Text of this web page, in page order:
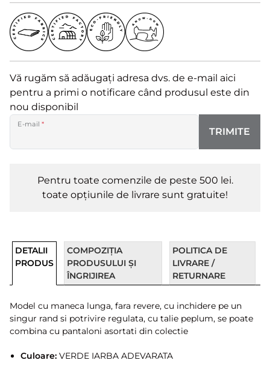
Vă rugăm să adăugați adresa dvs. de e-mail aici
pentru a primi o notificare când produsul este din
nou disponibil
E-mail*
TRIMITE
Pentru toate comenzile de peste 500 lei.
toate opțiunile de livrare sunt gratuite!
DETALII
PRODUS
COMPOZIȚIA
PRODUSULUI ȘI
ÎNGRIJIREA
POLITICA DE
LIVRARE /
RETURNARE
Model cu maneca lunga, fara revere, cu inchidere pe un
singur rand si potrivire regulata, cu talie peplum, se poate
combina cu pantaloni asortati din colectie
Culoare:VERDE IARBA ADEVARATA